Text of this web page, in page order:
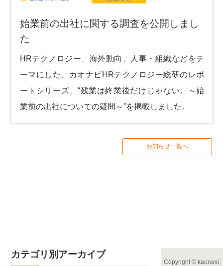
個人情報保護方針
サイトマップ
始業前の出社に関する調査を公開しまし
た
HRテクノロジー、海外動向、人事・組織などをテ
ーマにした、カオナビHRテクノロジー総研のレポ
ートシリーズ、 “残業は終業後だけじゃない。～始
業前の出社についての疑問～”を掲載しました。
お知らせ一覧へ
カテゴリ別アーカイブ
Copyright©kaonavi,